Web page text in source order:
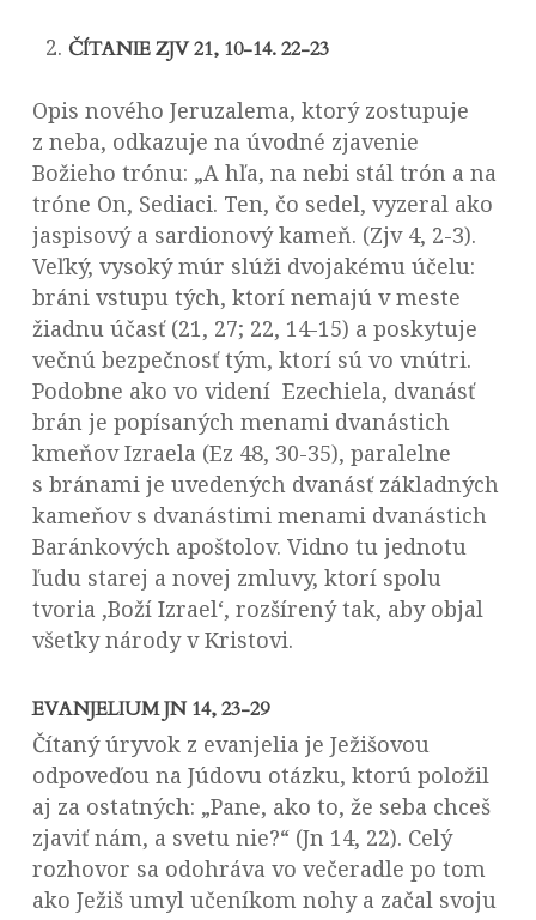
ČÍTANIE ZJV 21, 10-14. 22-23
Opis nového Jeruzalema, ktorý zostupuje
z neba, odkazuje na úvodné zjavenie
Božieho trónu: „A hľa, na nebi stál trón a na
tróne On, Sediaci. Ten, čo sedel, vyzeral ako
jaspisový a sardionový kameň. (Zjv 4, 2-3).
Veľký, vysoký múr slúži dvojakému účelu:
bráni vstupu tých, ktorí nemajú v meste
žiadnu účasť (21, 27; 22, 14-15) a poskytuje
večnú bezpečnosť tým, ktorí sú vo vnútri.
Podobne ako vo videní Ezechiela, dvanásť
brán je popísaných menami dvanástich
kmeňov Izraela (Ez 48, 30-35), paralelne
s bránami je uvedených dvanásť základných
kameňov s dvanástimi menami dvanástich
Baránkových apoštolov. Vidno tu jednotu
ľudu starej a novej zmluvy, ktorí spolu
tvoria ‚Boží Izrael‘, rozšírený tak, aby objal
všetky národy v Kristovi.
EVANJELIUM JN 14, 23-29
Čítaný úryvok z evanjelia je Ježišovou
odpoveďou na Júdovu otázku, ktorú položil
aj za ostatných: „Pane, ako to, že seba chceš
zjaviť nám, a svetu nie?“ (Jn 14, 22). Celý
rozhovor sa odohráva vo večeradle po tom
ako Ježiš umyl učeníkom nohy a začal svoju